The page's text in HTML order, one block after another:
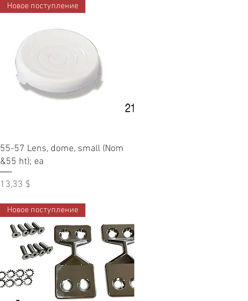
Быстрый просмотр
Новое поступление
55-57 Lens, dome, small (Nom
&55 ht); ea
Цена
13,33 $
Новое поступление